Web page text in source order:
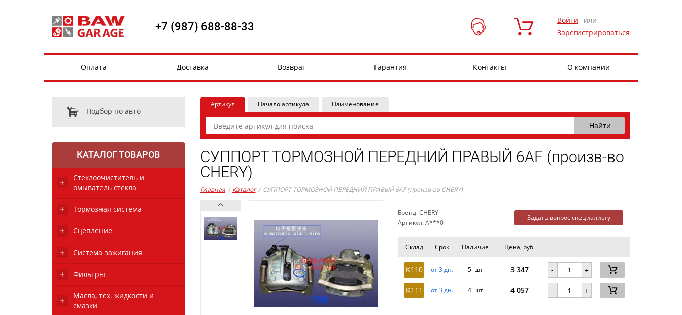
+7 (987) 688-88-33 Войти
или
Зарегистрироваться
Оплата Доставка Возврат Гарантия Контакты О компании
Подбор по авто
КАТАЛОГ ТОВАРОВ
Стеклоочиститель и
омыватель стекла
Тормозная система
Сцепление
Система зажигания
Фильтры
Масла, тех. жидкости и
смазки
Артикул Начало артикула Наименование
СУППОРТ ТОРМОЗНОЙ ПЕРЕДНИЙ ПРАВЫЙ 6AF (произв-во
CHERY)
Главная / Каталог / СУППОРТ ТОРМОЗНОЙ ПЕРЕДНИЙ ПРАВЫЙ 6AF (произв-во CHERY)
Бренд: CHERY
Артикул: A***0
Задать вопрос специалисту
Склад Срок Наличие Цена, руб.
K110 от 3 дн. 5 шт 3 347 - +
K111 от 3 дн. 4 шт 4 057 - +